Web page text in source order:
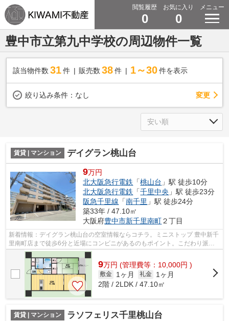
閲覧履歴
0
お気に入り
0
メニュー
豊中市立第九中学校の周辺物件一覧
該当物件数 31件 販売数 38 件 1～30 件を表示
絞り込み条件： なし 変更
賃貸 | マンション デイグラン桃山台
9万円
北大阪急行電鉄 「桃山台 」駅 徒歩10分
北大阪急行電鉄 「千里中央 」駅 徒歩23分
阪急千里線 「南千里 」駅 徒歩24分
築33年 / 47.10㎡
大阪府豊中市新千里南町２丁目
新着情報：デイグラン桃山台の空室情報ならコチラ。ミニストップ 豊中新千
里南町店まで徒歩6分と近場にコンビニがあるのもポイント。こだわり派も
満足できるデザイナーズマンションで...
9万円 (管理費等：10,000円 )
敷金 1ヶ月 礼金
1ヶ月
2階 / 2LDK / 47.10㎡
賃貸 | マンション ラソフェリス千里桃山台